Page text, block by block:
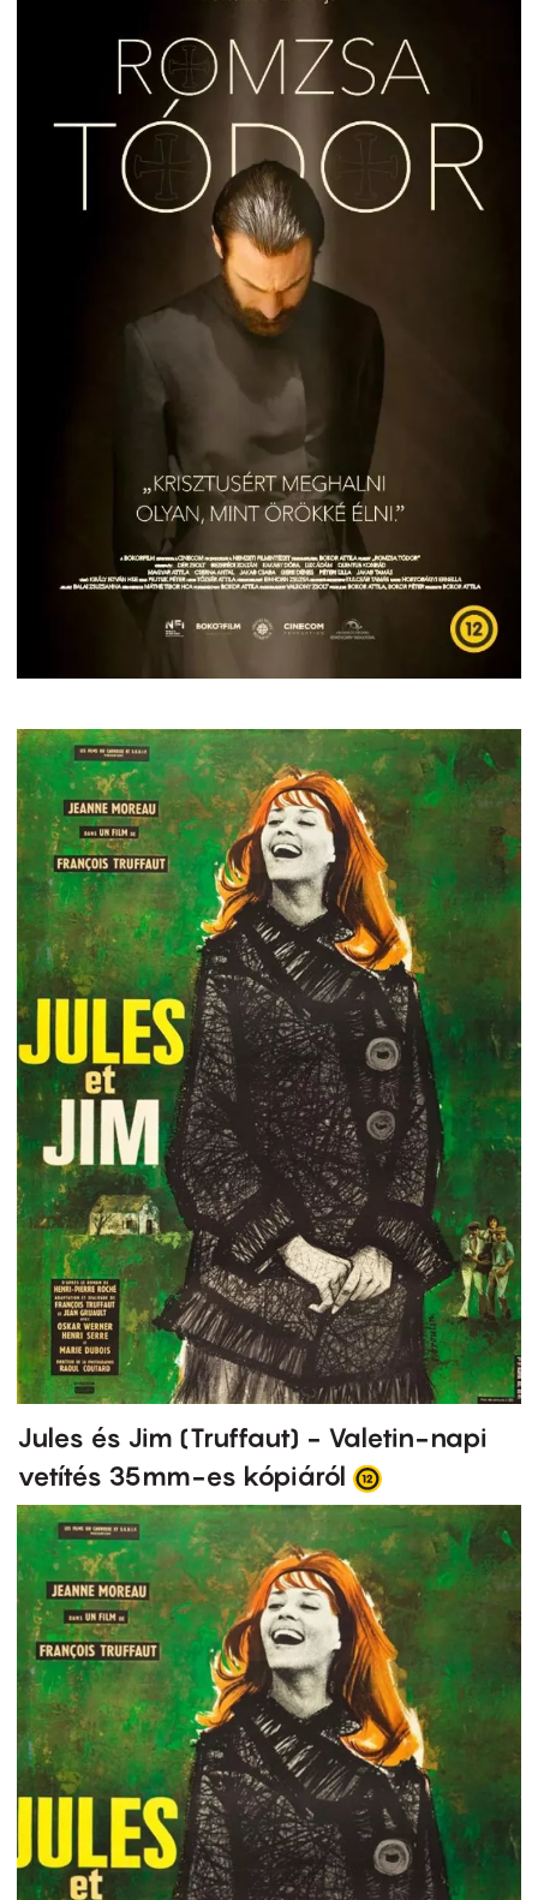
Jules és Jim (Truffaut) - Valetin-napi
vetítés 35mm-es kópiáról